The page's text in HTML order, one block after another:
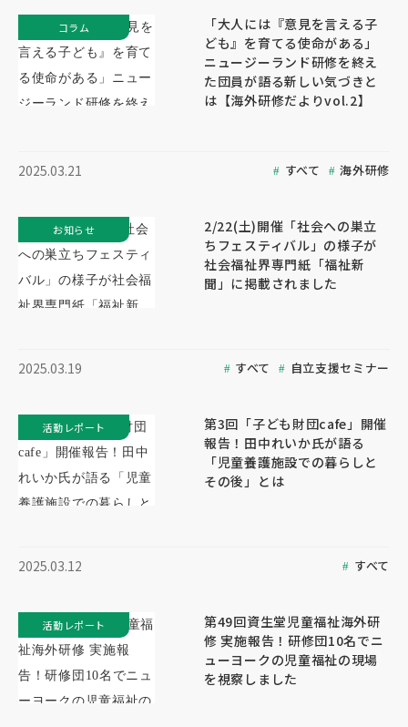
「大人には『意見を言える子
ども』を育てる使命がある」
ニュージーランド研修を終え
た団員が語る新しい気づきと
は【海外研修だよりvol.2】
2025.03.21 すべて 海外研修
コラム
2/22(土)開催「社会への巣立
ちフェスティバル」の様子が
社会福祉界専門紙「福祉新
聞」に掲載されました
2025.03.19 すべて 自立支援セミナー
お知らせ
第3回「子ども財団cafe」開催
報告！田中れいか氏が語る
「児童養護施設での暮らしと
その後」とは
2025.03.12 すべて
活動レポート
第49回資生堂児童福祉海外研
修 実施報告！研修団10名でニ
ューヨークの児童福祉の現場
を視察しました
活動レポート